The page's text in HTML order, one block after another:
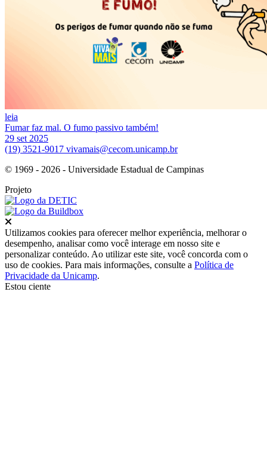
leia
Fumar faz mal. O fumo passivo também!
29 set 2025
(19) 3521-9017 vivamais@cecom.unicamp.br
© 1969 - 2026 - Universidade Estadual de Campinas
Projeto
Utilizamos cookies para oferecer melhor experiência, melhorar o
desempenho, analisar como você interage em nosso site e
personalizar conteúdo. Ao utilizar este site, você concorda com o
uso de cookies. Para mais informações, consulte a Política de
Privacidade da Unicamp.
Estou ciente